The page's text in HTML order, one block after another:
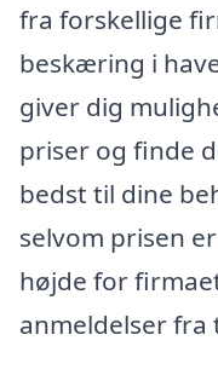
fra forskellige
beskæring i
giver dig
priser og finde
bedst til dine
selvom prisen
højde for
anmeldelser fra